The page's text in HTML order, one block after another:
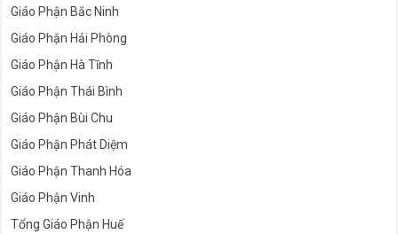
Giáo Phận Bắc Ninh
Giáo Phận Hải Phòng
Giáo Phận Hà Tĩnh
Giáo Phận Thái Bình
Giáo Phận Bùi Chu
Giáo Phận Phát Diệm
Giáo Phận Thanh Hóa
Giáo Phận Vinh
Tổng Giáo Phận Huế